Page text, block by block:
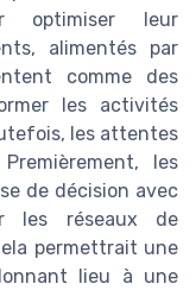
optimiser leur
alimentés par
comme des
les activités
les attentes
les
de décision avec
les réseaux de
permettrait une
lieu à une